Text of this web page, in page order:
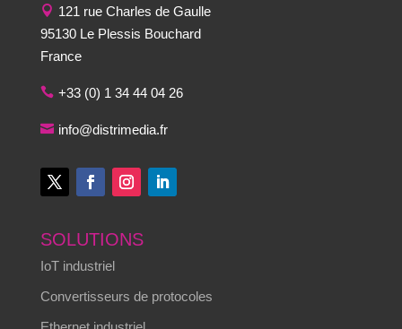
121 rue Charles de Gaulle
95130 Le Plessis Bouchard
France
+33 (0) 1 34 44 04 26
info@distrimedia.fr
SOLUTIONS
IoT industriel
Convertisseurs de protocoles